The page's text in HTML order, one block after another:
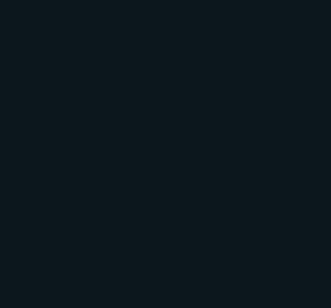
»O.« nicht gehalten gewesen,
und auf eine Beiziehung des SGS-
der GMP-Regeln zu drängen. Die
zur Ladungsfürsorge endeten dort,
treffe.
für das angeblich fehlerhafte
erscheine zwar auf den ersten Blick
des Vorgesagten jedoch
und der Reichweite der jeweiligen
überhaupt irgendein Verhalten
Zusammenhang als Fehlverhalten
überlagert von dem Verhalten des
unterstellter Zurechnung des